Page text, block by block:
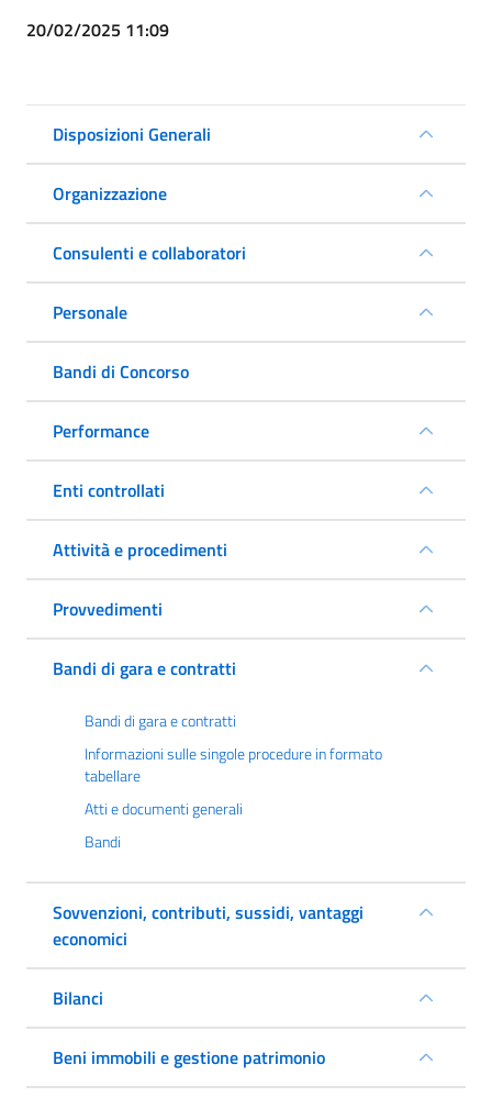
20/02/2025 11:09
Disposizioni Generali
Organizzazione
Consulenti e collaboratori
Personale
Bandi di Concorso
Performance
Enti controllati
Attività e procedimenti
Provvedimenti
Bandi di gara e contratti
Bandi di gara e contratti
Informazioni sulle singole procedure in formato
tabellare
Atti e documenti generali
Bandi
Sovvenzioni, contributi, sussidi, vantaggi
economici
Bilanci
Beni immobili e gestione patrimonio